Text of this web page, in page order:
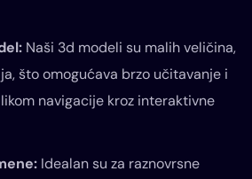
Naši 3d modeli su malih veličina,
što omogućava brzo učitavanje i
navigacije kroz interaktivne
Idealan su za raznovrsne